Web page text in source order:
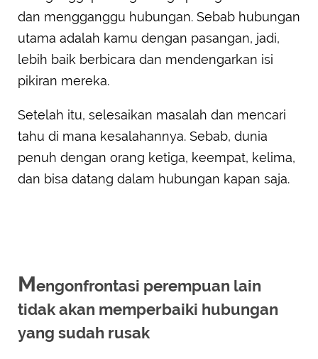
dan mengganggu hubungan. Sebab hubungan
utama adalah kamu dengan pasangan, jadi,
lebih baik berbicara dan mendengarkan isi
pikiran mereka.
Setelah itu, selesaikan masalah dan mencari
tahu di mana kesalahannya. Sebab, dunia
penuh dengan orang ketiga, keempat, kelima,
dan bisa datang dalam hubungan kapan saja.
Mengonfrontasi perempuan lain
tidak akan memperbaiki hubungan
yang sudah rusak